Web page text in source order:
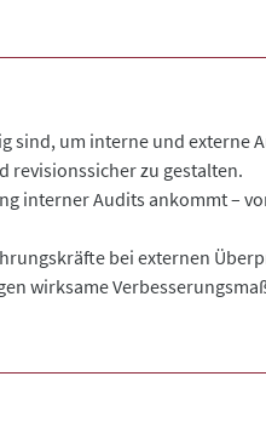
sind, um interne und
revisionssicher zu gestalten.
interner Audits ankommt –
bei externen
wirksame